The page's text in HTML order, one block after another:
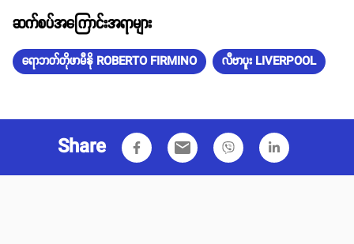
ဆက်စပ်အကြောင်းအရာများ
ရောဘတ်တိုဖာမီနို ROBERTO FIRMINO လီဗာပူး LIVERPOOL
Share email